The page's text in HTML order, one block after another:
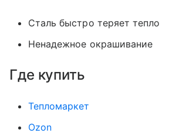
Сталь быстро теряет тепло
Ненадежное окрашивание
Где купить
Тепломаркет
Ozon